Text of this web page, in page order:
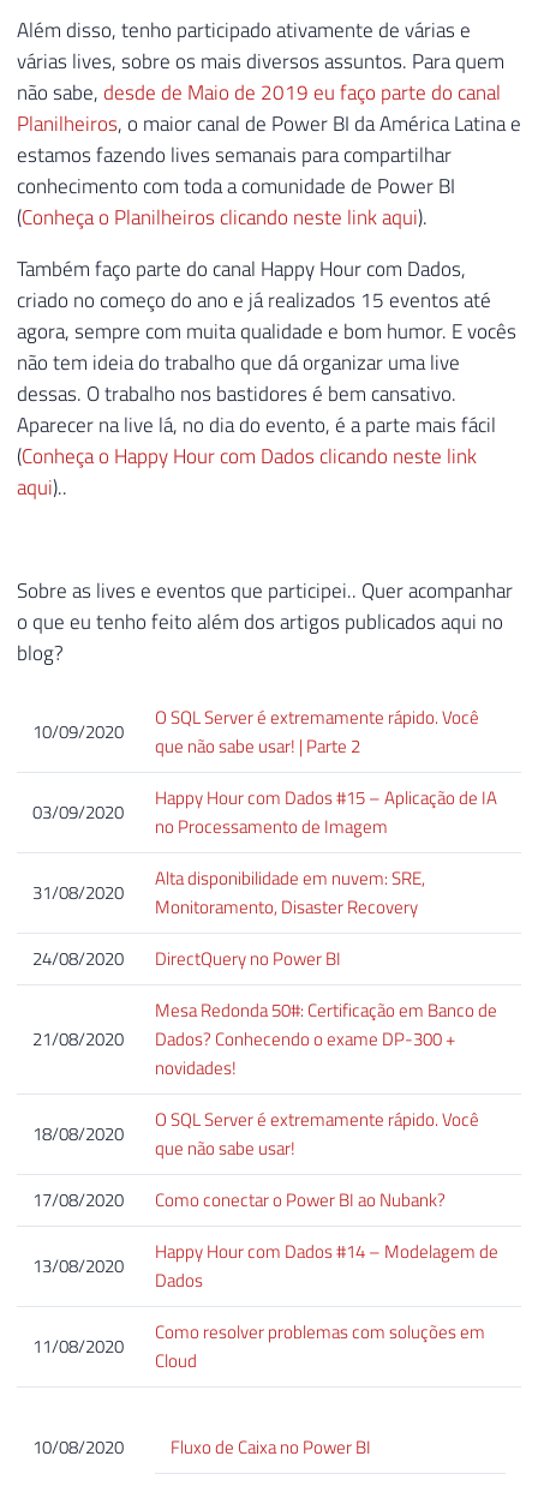
Além disso, tenho participado ativamente de várias e
várias lives, sobre os mais diversos assuntos. Para quem
não sabe, desde de Maio de 2019 eu faço parte do canal
Planilheiros, o maior canal de Power BI da América Latina e
estamos fazendo lives semanais para compartilhar
conhecimento com toda a comunidade de Power BI
(Conheça o Planilheiros clicando neste link aqui).
Também faço parte do canal Happy Hour com Dados,
criado no começo do ano e já realizados 15 eventos até
agora, sempre com muita qualidade e bom humor. E vocês
não tem ideia do trabalho que dá organizar uma live
dessas. O trabalho nos bastidores é bem cansativo.
Aparecer na live lá, no dia do evento, é a parte mais fácil
(Conheça o Happy Hour com Dados clicando neste link
aqui)..
Sobre as lives e eventos que participei.. Quer acompanhar
o que eu tenho feito além dos artigos publicados aqui no
blog?
10/09/2020
O SQL Server é extremamente rápido. Você
que não sabe usar! | Parte 2
03/09/2020
Happy Hour com Dados #15 – Aplicação de IA
no Processamento de Imagem
31/08/2020
Alta disponibilidade em nuvem: SRE,
Monitoramento, Disaster Recovery
24/08/2020
DirectQuery no Power BI
21/08/2020
Mesa Redonda 50#: Certificação em Banco de
Dados? Conhecendo o exame DP-300 +
novidades!
18/08/2020
O SQL Server é extremamente rápido. Você
que não sabe usar!
17/08/2020
Como conectar o Power BI ao Nubank?
13/08/2020
Happy Hour com Dados #14 – Modelagem de
Dados
11/08/2020
Como resolver problemas com soluções em
Cloud
10/08/2020 Fluxo de Caixa no Power BI